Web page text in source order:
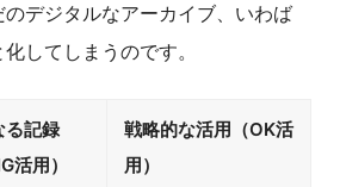
デジタルなアーカイブ、いわば
してしまうのです。
る記録
活用）
戦略的な活用（OK活
用）